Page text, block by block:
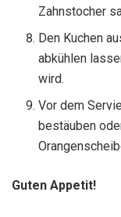
Zahnstocher
Den Kuchen
abkühlen
wird.
Vor dem
bestäuben
Guten Appetit!